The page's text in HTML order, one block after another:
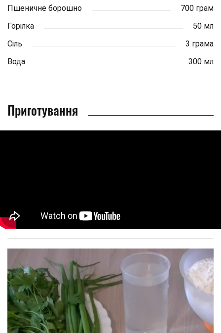
Пшеничне борошно
700 грам
Горілка
50 мл
Сіль
3 грама
Вода
300 мл
Приготування